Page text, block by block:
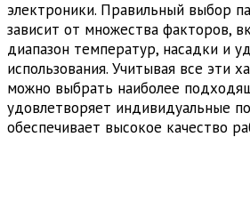
электроники. Правильный выбор
зависит от множества факторов,
диапазон температур, насадки и
использования. Учитывая все эти
можно выбрать наиболее
удовлетворяет индивидуальные
обеспечивает высокое качество